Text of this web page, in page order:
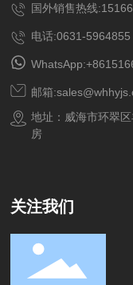
国外销售热线
电话:0631-5964855
邮箱
地址：威海市环翠
房
关注我们